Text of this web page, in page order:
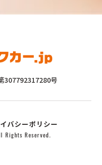
307792317280号
バシーポリシー
Reserved.